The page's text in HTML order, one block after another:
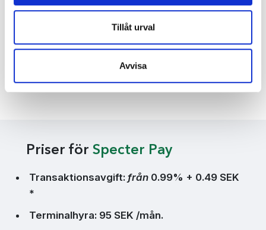
Tillåt urval
Avvisa
Priser för Specter Pay
Transaktionsavgift: från 0.99% + 0.49 SEK
*
Terminalhyra: 95 SEK /mån.